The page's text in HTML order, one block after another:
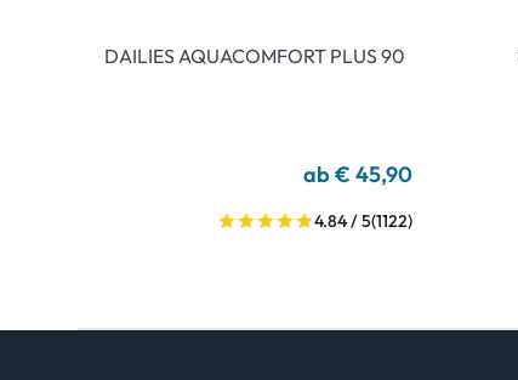
DAILIES AQUACOMFORT PLUS 90
ab € 45,90
4.84 / 5(1122)